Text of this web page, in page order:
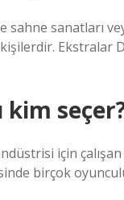
sahne sanatları
Ekstralar
kim
için
birçok